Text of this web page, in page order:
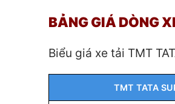
BẢNG GIÁ DÒNG
Biểu giá xe tải TMT
TMT TATA